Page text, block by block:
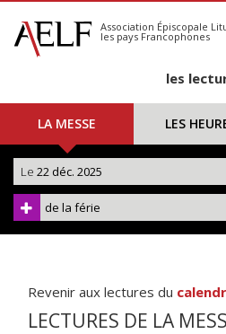
S'abonner
Calendrier
Association Épiscopale
les pays Francophones
les
LA MESSE LES
Le 22 déc. 2025
de la férie
Revenir aux lectures du
LECTURES DE LA